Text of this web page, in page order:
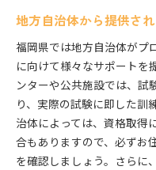
地方自治体から提供さ
福岡県では地方自治体がプ
に向けて様々なサポートを
ンターや公共施設では、試
り、実際の試験に即した訓
治体によっては、資格取得
合もありますので、必ずお
を確認しましょう。さらに